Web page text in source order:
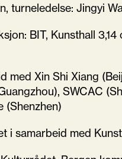
turneledelse: Jingyi
BIT, Kunsthall 3,14
med Xin Shi Xiang
SWCAC
(Shenzhen)
i samarbeid med